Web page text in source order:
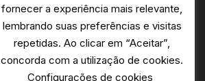
fornecer a experiência mais relevante,
lembrando suas preferências e visitas
repetidas. Ao clicar em “Aceitar”,
concorda com a utilização de cookies.
Configurações de cookies